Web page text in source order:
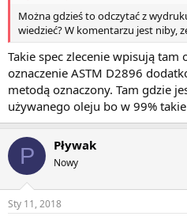
Można gdzieś to odczytać z
wiedzieć? W komentarzu jest niby,
Takie spec zlecenie wpisują
oznaczenie ASTM D2896
metodą oznaczony. Tam gdzie
używanego oleju bo w 99%
P Pływak
Nowy
Sty 11, 2018